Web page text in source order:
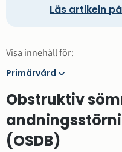
Läs artikeln på
Visa innehåll för:
Primärvård
Primärvård
Obstruktiv
(OSDB)